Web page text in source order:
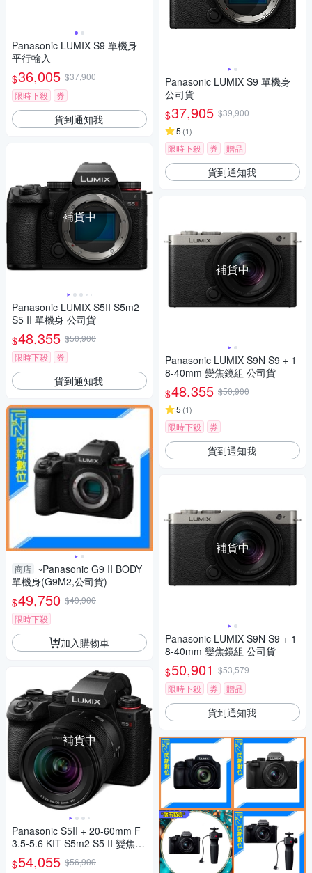
Panasonic LUMIX S9 單機身
平行輸入
$36,005 $37,900
限時下殺
券
貨到通知我
補貨中
Panasonic LUMIX S5II S5m2
S5 II 單機身 公司貨
$48,355 $50,900
限時下殺
券
貨到通知我
商店 ~Panasonic G9 II BODY
單機身(G9M2,公司貨)
$49,750 $49,900
限時下殺
加入購物車
補貨中
Panasonic S5II + 20-60mm F
3.5-5.6 KIT S5m2 S5 II 變焦鏡
組 公司貨
$54,055 $56,900
Panasonic LUMIX S9 單機身
公司貨
$37,905 $39,900
5 (1)
限時下殺 券 贈品
貨到通知我
補貨中
Panasonic LUMIX S9N S9 + 1
8-40mm 變焦鏡組 公司貨
$48,355 $50,900
5 (1)
限時下殺 券
貨到通知我
補貨中
Panasonic LUMIX S9N S9 + 1
8-40mm 變焦鏡組 公司貨
$50,901 $53,579
限時下殺
券 贈品
貨到通知我